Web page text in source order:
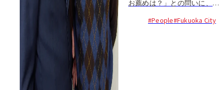
お薦めは？」との問いに、ク
さない。「ワインは極めて個
#People#Fukuoka City